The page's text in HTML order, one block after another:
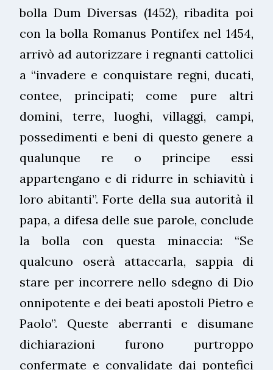
bolla Dum Diversas (1452), ribadita poi
con la bolla Romanus Pontifex nel 1454,
arrivò ad autorizzare i regnanti cattolici
a “invadere e conquistare regni, ducati,
contee, principati; come pure altri
domini, terre, luoghi, villaggi, campi,
possedimenti e beni di questo genere a
qualunque re o principe essi
appartengano e di ridurre in schiavitù i
loro abitanti”. Forte della sua autorità il
papa, a difesa delle sue parole, conclude
la bolla con questa minaccia: “Se
qualcuno oserà attaccarla, sappia di
stare per incorrere nello sdegno di Dio
onnipotente e dei beati apostoli Pietro e
Paolo”. Queste aberranti e disumane
dichiarazioni furono purtroppo
confermate e convalidate dai pontefici